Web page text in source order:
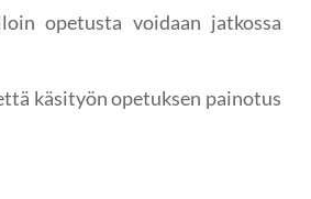
opetusta voidaan jatkossa
käsityön opetuksen painotus